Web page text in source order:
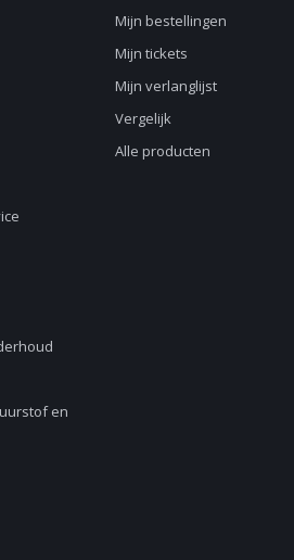
en
Mijn bestellingen
Mijn tickets
Mijn verlanglijst
Vergelijk
Alle producten